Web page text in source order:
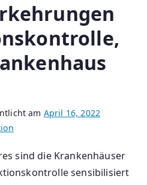
am April 16, 2022
sind die Krankenhäuser
sensibilisiert